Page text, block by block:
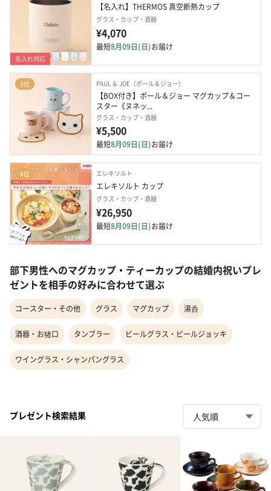
名入れ対応
【名入れ】THERMOS 真空断熱カップ
グラス・カップ・酒器
¥4,070
最短8月09日(日)お届け
3位 PAUL ＆ JOE（ポール＆ジョー）
【BOX付き】ポール＆ジョー マグカップ＆コー
スター《ヌネッ...
グラス・カップ・酒器
¥5,500
最短8月09日(日)お届け
4位 エレキソルト
エレキソルト カップ
グラス・カップ・酒器
¥26,950
最短8月09日(日)お届け
部下男性へのマグカップ・ティーカップの結婚内祝いプレ
ゼントを相手の好みに合わせて選ぶ
コースター・その他 グラス マグカップ 湯呑
酒器・お猪口 タンブラー ビールグラス・ビールジョッキ
ワイングラス・シャンパングラス
プレゼント検索結果